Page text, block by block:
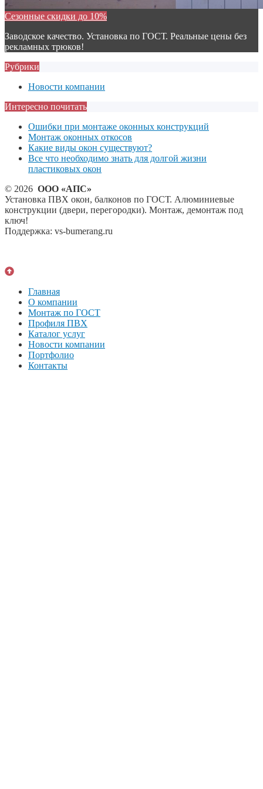
Сезонные скидки до 10%
Заводское качество. Установка по ГОСТ. Реальные цены без
рекламных трюков!
Рубрики
Новости компании
Интересно почитать
Ошибки при монтаже оконных конструкций
Монтаж оконных откосов
Какие виды окон существуют?
Все что необходимо знать для долгой жизни
пластиковых окон
© 2026 ООО «АПС»
Установка ПВХ окон, балконов по ГОСТ. Алюминиевые
конструкции (двери, перегородки). Монтаж, демонтаж под
ключ!
Поддержка: vs-bumerang.ru
Главная
О компании
Монтаж по ГОСТ
Профиля ПВХ
Каталог услуг
Новости компании
Портфолио
Контакты